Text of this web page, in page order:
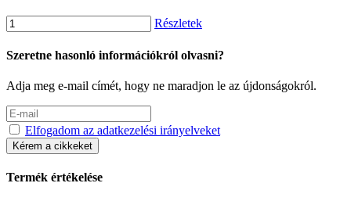
Részletek
Szeretne hasonló információkról olvasni?
Adja meg e-mail címét, hogy ne maradjon le az újdonságokról.
Elfogadom az adatkezelési irányelveket
Kérem a cikkeket
Termék értékelése